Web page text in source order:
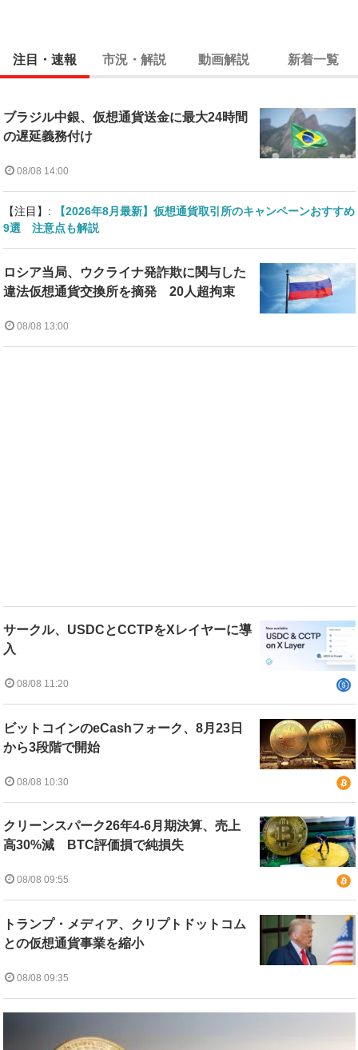
注目・速報 市況・解説 動画解説 新着一覧
ブラジル中銀、仮想通貨送金に最大24時間
の遅延義務付け
08/08 14:00
【注目】:
【2026年8月最新】仮想通貨取引所のキャンペーンおすすめ
9選 注意点も解説
ロシア当局、ウクライナ発詐欺に関与した
違法仮想通貨交換所を摘発 20人超拘束
08/08 13:00
サークル、USDCとCCTPをXレイヤーに導
入
08/08 11:20
ビットコインのeCashフォーク、8月23日
から3段階で開始
08/08 10:30
クリーンスパーク26年4-6月期決算、売上
高30%減 BTC評価損で純損失
08/08 09:55
トランプ・メディア、クリプトドットコム
との仮想通貨事業を縮小
08/08 09:35